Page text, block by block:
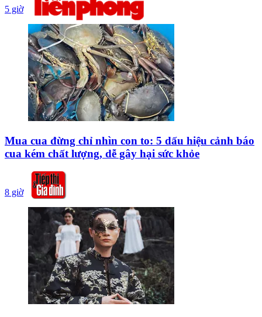
5 giờ
Mua cua đừng chỉ nhìn con to: 5 dấu hiệu cảnh báo
cua kém chất lượng, dễ gây hại sức khỏe
8 giờ